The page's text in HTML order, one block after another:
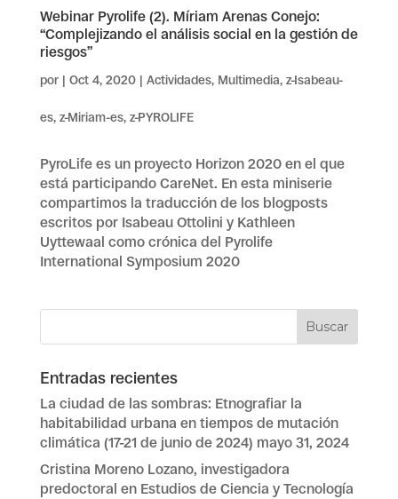
Webinar Pyrolife (2). Míriam Arenas Conejo:
“Complejizando el análisis social en la gestión de
riesgos”
por | Oct 4, 2020| Actividades, Multimedia, z-Isabeau-
es, z-Miriam-es, z-PYROLIFE
PyroLife es un proyecto Horizon 2020 en el que
está participando CareNet. En esta miniserie
compartimos la traducción de los blogposts
escritos por Isabeau Ottolini y Kathleen
Uyttewaal como crónica del Pyrolife
International Symposium 2020
Entradas recientes
La ciudad de las sombras: Etnografiar la
habitabilidad urbana en tiempos de mutación
climática (17-21 de junio de 2024) mayo 31, 2024
Cristina Moreno Lozano, investigadora
predoctoral en Estudios de Ciencia y Tecnología